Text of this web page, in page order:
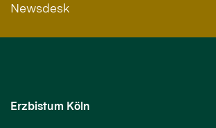
Newsdesk
Erzbistum Köln